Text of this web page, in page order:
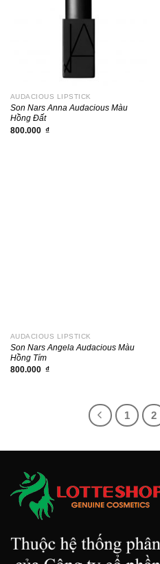
AUDACIOUS LIPSTICK
Son Nars Anna Audacious Màu
Hồng Đất
800.000 ₫
AUDACIOUS LIPSTICK
Son Nars Angela Audacious Màu
Hồng Tím
800.000 ₫
1 2